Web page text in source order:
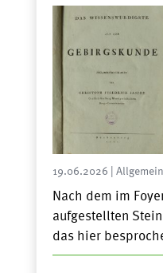
19.06.2026 Allgemein
Nach dem im
aufgestellten
das hier